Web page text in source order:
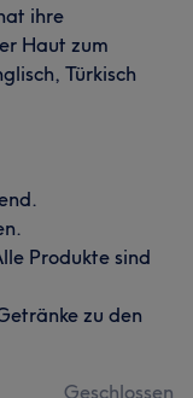
ihre
Haut zum
Türkisch
Produkte sind
zu den
Geschlossen